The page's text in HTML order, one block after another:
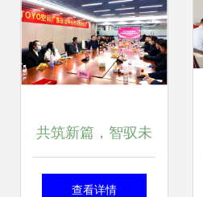
共筑新篇，智驭未
来——热烈祝贺
查看详情